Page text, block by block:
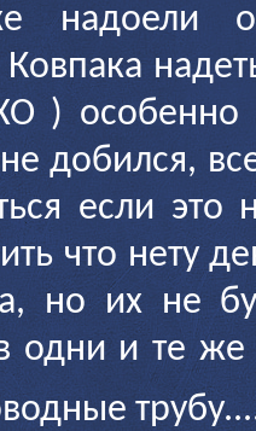
надоели
) особенно
добился,
если это
что нету
но их не
одни и те же